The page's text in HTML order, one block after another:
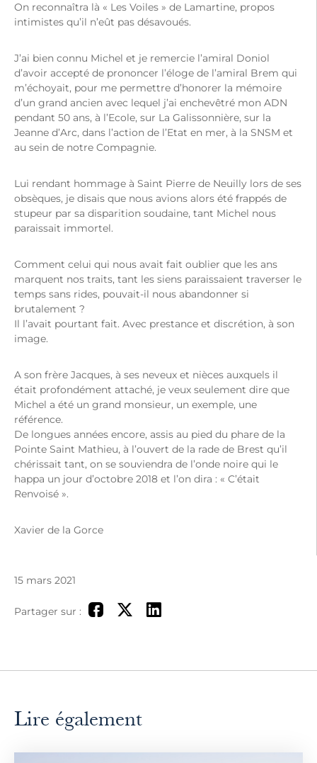
On reconnaîtra là « Les Voiles » de Lamartine, propos
intimistes qu’il n’eût pas désavoués.
J’ai bien connu Michel et je remercie l’amiral Doniol
d’avoir accepté de prononcer l’éloge de l’amiral Brem qui
m’échoyait, pour me permettre d’honorer la mémoire
d’un grand ancien avec lequel j’ai enchevêtré mon ADN
pendant 50 ans, à l’Ecole, sur La Galissonnière, sur la
Jeanne d’Arc, dans l’action de l’Etat en mer, à la SNSM et
au sein de notre Compagnie.
Lui rendant hommage à Saint Pierre de Neuilly lors de ses
obsèques, je disais que nous avions alors été frappés de
stupeur par sa disparition soudaine, tant Michel nous
paraissait immortel.
Comment celui qui nous avait fait oublier que les ans
marquent nos traits, tant les siens paraissaient traverser le
temps sans rides, pouvait-il nous abandonner si
brutalement ?
Il l’avait pourtant fait. Avec prestance et discrétion, à son
image.
A son frère Jacques, à ses neveux et nièces auxquels il
était profondément attaché, je veux seulement dire que
Michel a été un grand monsieur, un exemple, une
référence.
De longues années encore, assis au pied du phare de la
Pointe Saint Mathieu, à l’ouvert de la rade de Brest qu’il
chérissait tant, on se souviendra de l’onde noire qui le
happa un jour d’octobre 2018 et l’on dira : « C’était
Renvoisé ».
Xavier de la Gorce
15 mars 2021
Partager sur :
Lire également